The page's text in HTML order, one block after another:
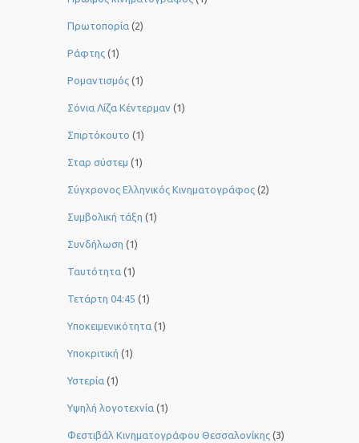
Πρωτοπορία (2)
Ράφτης (1)
Ρομαντισμός (1)
Σόνια Λίζα Κέντερμαν (1)
Σπιρτόκουτο (1)
Σταρ σύστεμ (1)
Σύγχρονος Ελληνικός Κινηματογράφος (2)
Συμβολική τάξη (1)
Συνδήλωση (1)
Ταυτότητα (1)
Τετάρτη 04:45 (1)
Υποκειμενικότητα (1)
Υποκριτική (1)
Υστερία (1)
Yψηλή λογοτεχνία (1)
Φεστιβάλ Κινηματογράφου Θεσσαλονίκης (3)